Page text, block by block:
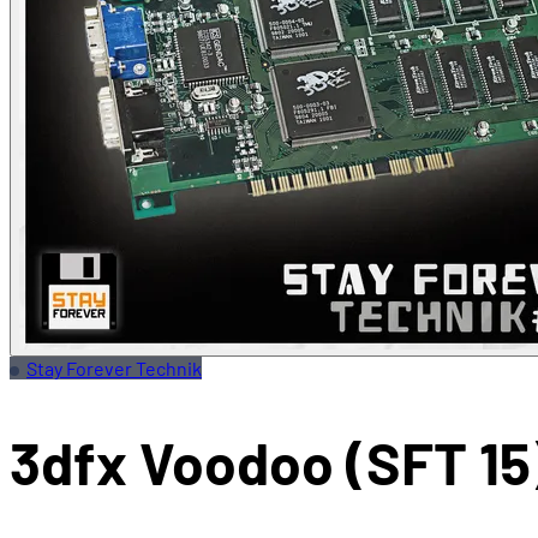
Stay Forever Technik
3dfx Voodoo (SFT